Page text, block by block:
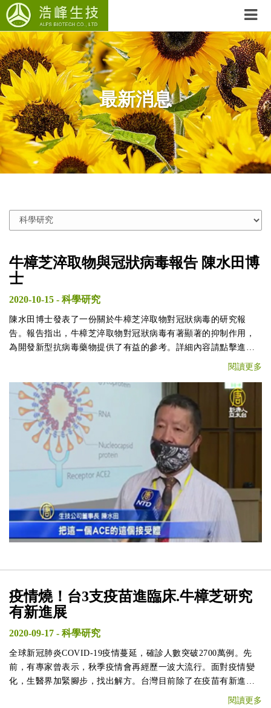
最新消息
牛樟芝淬取物與冠狀病毒報告 陳水田博
士
2020-10-15 - 科學研究
陳水田博士發表了一份關於牛樟芝淬取物對冠狀病毒的研究報
告。報告指出，牛樟芝淬取物對冠狀病毒有著顯著的抑制作用，
為開發新型抗病毒藥物提供了有益的參考。詳細內容請點擊進
閱讀更多
疫情燒！台3支疫苗進臨床.牛樟芝研究
有新進展
2020-09-17 - 科學研究
全球新冠肺炎COVID-19疫情蔓延，確診人數突破2700萬例。先
前，有專家曾表示，秋季疫情會再經歷一波大流行。面對疫情變
化，生醫界加緊腳步，找出解方。台灣目前除了在疫苗有新進
展，也有研究團隊，針對台灣獨有的牛樟芝進行研究，有新突
閱讀更多